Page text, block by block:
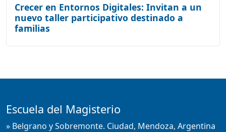
Crecer en Entornos Digitales: Invitan a un
nuevo taller participativo destinado a
familias
Escuela del Magisterio
» Belgrano y Sobremonte. Ciudad, Mendoza, Argentina